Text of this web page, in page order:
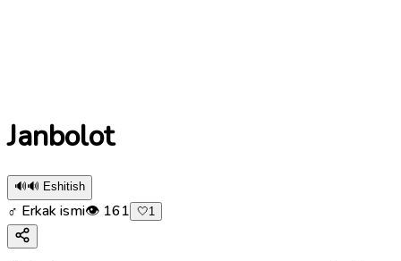
Janbolot
🔊🔊 Eshitish
♂ Erkak ismi👁 161 🤍1